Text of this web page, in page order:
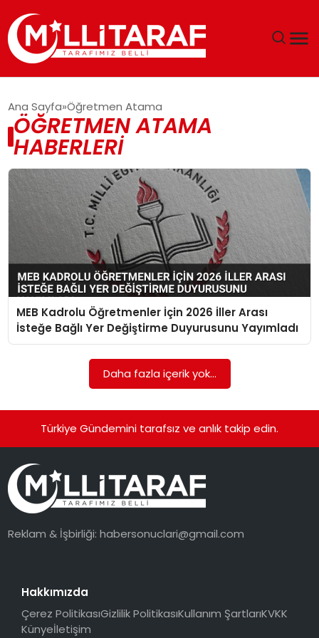
ÖZEL SAYFALAR
TEKNOLOJI
EKONOMI
SPOR
SIYASET
MAGAZIN
Ana Sayfa Öğretmen Atama
ÖĞRETMEN ATAMA
HABERLERI
MEB Kadrolu Öğretmenler İçin 2026 İller Arası
İsteğe Bağlı Yer Değiştirme Duyurusunu Yayımladı
Daha fazla içerik yok...
Türkiye Gündemini tarafsız ve anlık takip edin.
Reklam & İşbirliği:habersonuclari@gmail.com
Hakkımızda
Çerez PolitikasıGizlilik PolitikasıKullanım ŞartlarıKVKK
Künyeİletişim